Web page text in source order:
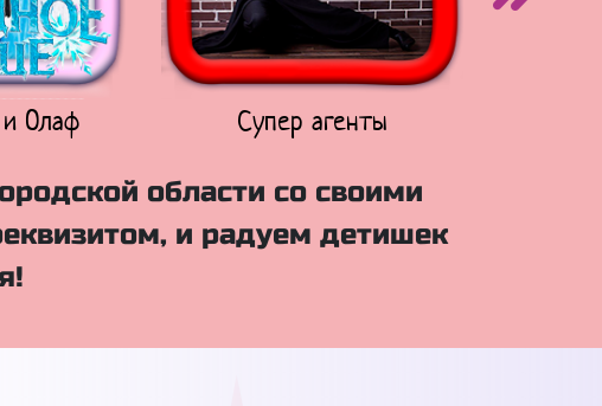
Олаф Супер агенты
области со своими
и радуем детишек